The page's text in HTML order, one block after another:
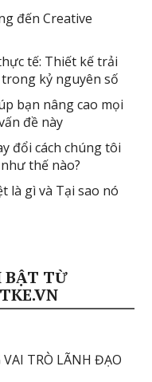
đến Creative
tế: Thiết kế trải
kỷ nguyên số
bạn nâng cao mọi
đề này
đổi cách chúng tôi
thế nào?
là gì và Tại sao nó
BẬT TỪ
TRÒ LÃNH ĐẠO